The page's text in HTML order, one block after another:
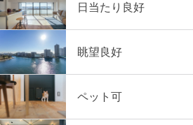
日当たり良好
眺望良好
ペット可